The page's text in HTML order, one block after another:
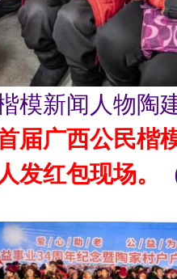
模新闻人物陶
届广西公民楷
发红包现场。